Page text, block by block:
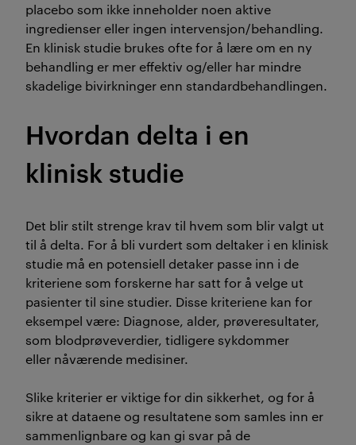
placebo som ikke inneholder noen aktive
ingredienser eller ingen intervensjon/behandling.
En klinisk studie brukes ofte for å lære om en ny
behandling er mer effektiv og/eller har mindre
skadelige bivirkninger enn standardbehandlingen.
Hvordan delta i en
klinisk studie
Det blir stilt strenge krav til hvem som blir valgt ut
til å delta. For å bli vurdert som deltaker i en klinisk
studie må en potensiell detaker passe inn i de
kriteriene som forskerne har satt for å velge ut
pasienter til sine studier. Disse kriteriene kan for
eksempel være: Diagnose, alder, prøveresultater,
som blodprøveverdier, tidligere sykdommer
eller nåværende medisiner.
Slike kriterier er viktige for din sikkerhet, og for å
sikre at dataene og resultatene som samles inn er
sammenlignbare og kan gi svar på de